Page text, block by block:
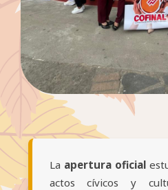
La apertura oficial
actos cívicos y